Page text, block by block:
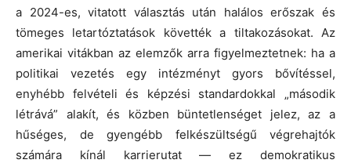
a 2024-es, vitatott választás után halálos erőszak és
tömeges letartóztatások követték a tiltakozásokat. Az
amerikai vitákban az elemzők arra figyelmeztetnek: ha a
politikai vezetés egy intézményt gyors bővítéssel,
enyhébb felvételi és képzési standardokkal „második
létrává” alakít, és közben büntetlenséget jelez, az a
hűséges, de gyengébb felkészültségű végrehajtók
számára kínál karrierutat — ez demokratikus